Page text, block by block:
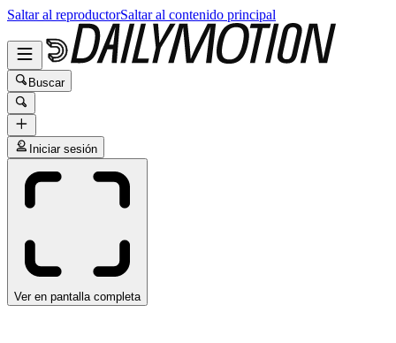
Saltar al reproductorSaltar al contenido principal
Buscar
Iniciar sesión
Ver en pantalla completa